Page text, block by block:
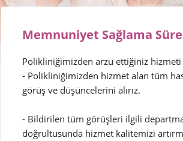
Memnuniyet Sağlama
Polikliniğimizden arzu ettiğiniz
- Polikliniğimizden hizmet alan tüm
görüş ve düşüncelerini alırız.
- Bildirilen tüm görüşleri ilgili
doğrultusunda hizmet kalitemizi